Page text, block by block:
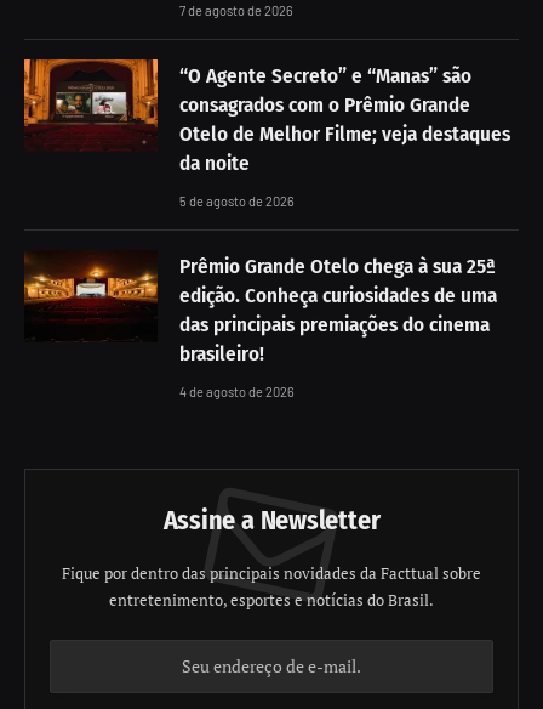
7 de agosto de 2026
“O Agente Secreto” e “Manas” são
consagrados com o Prêmio Grande
Otelo de Melhor Filme; veja destaques
da noite
5 de agosto de 2026
Prêmio Grande Otelo chega à sua 25ª
edição. Conheça curiosidades de uma
das principais premiações do cinema
brasileiro!
4 de agosto de 2026
Assine a Newsletter
Fique por dentro das principais novidades da Facttual sobre
entretenimento, esportes e notícias do Brasil.